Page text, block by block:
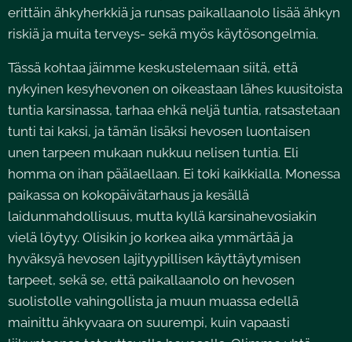
erittäin ähkyherkkiä ja runsas paikallaanolo lisää ähkyn
riskiä ja muita terveys- sekä myös käytösongelmia.
Tässä kohtaa jäimme keskustelemaan siitä, että
nykyinen kesyhevonen on oikeastaan lähes kuusitoista
tuntia karsinassa, tarhaa ehkä neljä tuntia, ratsastetaan
tunti tai kaksi, ja tämän lisäksi hevosen luontaisen
unen tarpeen mukaan nukkuu nelisen tuntia. Eli
homma on ihan päälaellaan. Ei toki kaikkialla. Monessa
paikassa on kokopäivätarhaus ja kesällä
laidunmahdollisuus, mutta kyllä karsinahevosiakin
vielä löytyy. Olisikin jo korkea aika ymmärtää ja
hyväksyä hevosen lajityypillisen käyttäytymisen
tarpeet, sekä se, että paikallaanolo on hevosen
suolistolle vahingollista ja muun muassa edellä
mainittu ähkyvaara on suurempi, kuin vapaasti